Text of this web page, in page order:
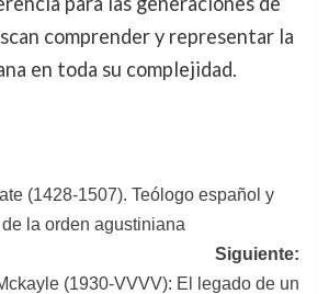
comprender y representar la
en toda su complejidad.
(1428-1507). Teólogo español y
la orden agustiniana
Siguiente:
(1930-VVVV): El legado de un